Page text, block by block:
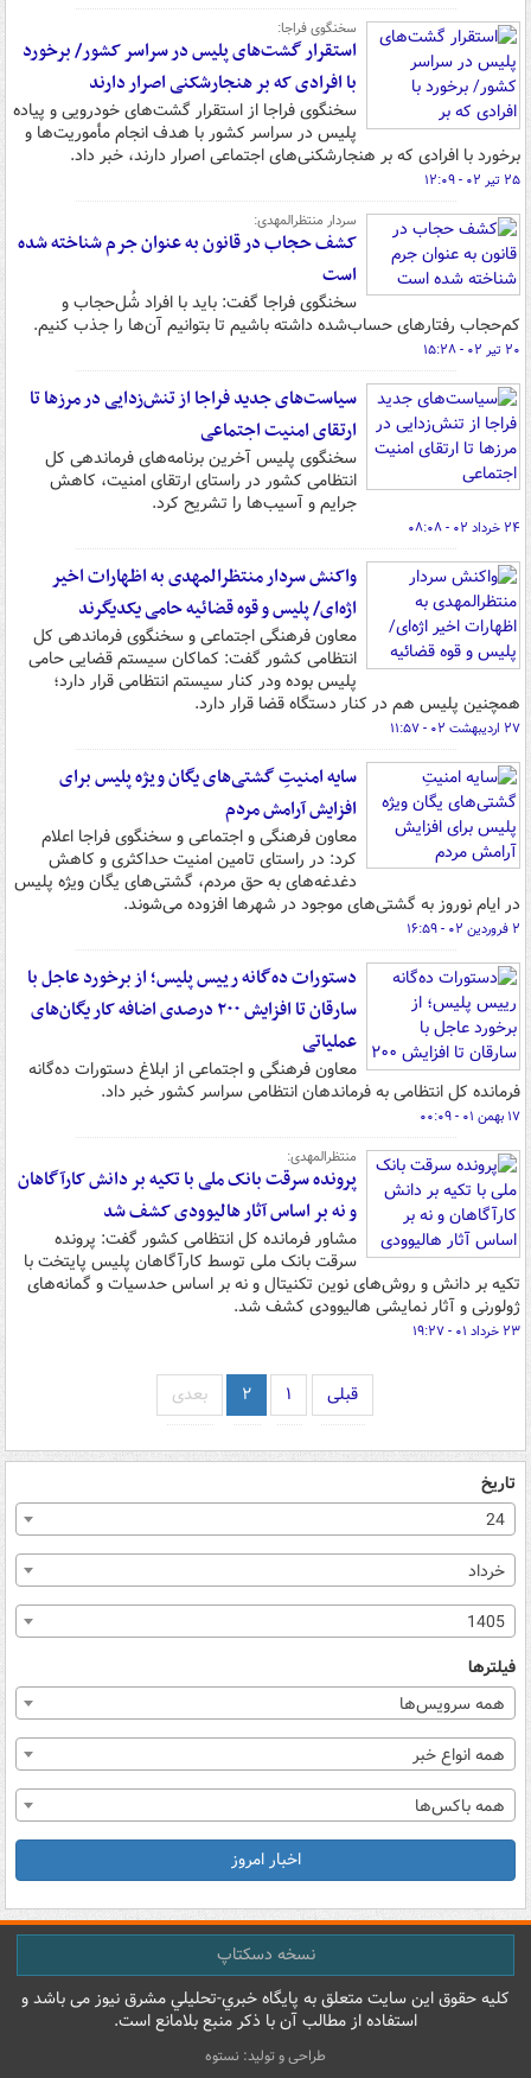
سخنگوی فراجا:
استقرار گشت‌های پلیس در سراسر کشور/ برخورد
با افرادی که بر هنجارشکنی اصرار دارند
سخنگوی فراجا از استقرار گشت‌های خودرویی و پیاده
پلیس در سراسر کشور با هدف انجام مأموریت‌ها و
برخورد با افرادی که بر هنجارشکنی‌های اجتماعی اصرار دارند، خبر داد.
۲۵ تیر ۰۲ - ۱۲:۰۹
سردار منتظرالمهدی:
کشف حجاب در قانون به عنوان جرم شناخته شده
است
سخنگوی فراجا گفت: باید با افراد شُل‌حجاب و
کم‌حجاب رفتارهای حساب‌شده داشته باشیم تا بتوانیم آن‌ها را جذب کنیم.
۲۰ تیر ۰۲ - ۱۵:۲۸
سیاست‌های جدید فراجا از تنش‌زدایی در مرزها تا
ارتقای امنیت اجتماعی
سخنگوی پلیس آخرین برنامه‌های فرماندهی کل
انتظامی کشور در راستای ارتقای امنیت، کاهش
جرایم و آسیب‌ها را تشریح کرد.
۲۴ خرداد ۰۲ - ۰۸:۰۸
واکنش سردار منتظرالمهدی به اظهارات اخیر
اژه‌ای/ پلیس و قوه قضائیه حامی یکدیگرند
معاون فرهنگی اجتماعی و سخنگوی فرماندهی کل
انتظامی کشور گفت: کماکان سیستم قضایی حامی
پلیس بوده ودر کنار سیستم انتظامی قرار دارد؛
همچنین پلیس هم در کنار دستگاه قضا قرار دارد.
۲۷ اردیبهشت ۰۲ - ۱۱:۵۷
سایه امنیتِ گشتی‌های یگان ویژه پلیس برای
افزایش آرامش مردم
معاون فرهنگی و اجتماعی و سخنگوی فراجا اعلام
کرد: در راستای تامین امنیت حداکثری و کاهش
دغدغه‌های به حق مردم، گشتی‌های یگان ویژه پلیس
در ایام نوروز به گشتی‌های موجود در شهرها افزوده می‌شوند.
۲ فروردین ۰۲ - ۱۶:۵۹
دستورات ده‌گانه رییس پلیس؛ از برخورد عاجل با
سارقان تا افزایش ۲۰۰ درصدی اضافه کار یگان‌های
عملیاتی
معاون فرهنگی و اجتماعی از ابلاغ دستورات ده‌گانه
فرمانده کل انتظامی به فرماندهان انتظامی سراسر کشور خبر داد.
۱۷ بهمن ۰۱ - ۰۰:۰۹
منتظرالمهدی:
پرونده سرقت بانک ملی با تکیه بر دانش کارآگاهان
و نه بر اساس آثار هالیوودی کشف شد
مشاور فرمانده کل انتظامی کشور گفت: پرونده
سرقت بانک ملی توسط کارآگاهان پلیس پایتخت با
تکیه بر دانش و روش‌های نوین تکنیتال و نه بر اساس حدسیات و گمانه‌های
ژولورنی و آثار نمایشی هالیوودی کشف شد.
۲۳ خرداد ۰۱ - ۱۹:۲۷
قبلی ۱ ۲ بعدی
تاریخ
24
خرداد
1405
فیلترها
همه سرویس‌ها
همه انواع خبر
همه باکس‌ها
اخبار امروز
نسخه دسکتاپ
کليه حقوق اين سايت متعلق به پایگاه خبري-تحليلي مشرق نيوز می باشد و
استفاده از مطالب آن با ذکر منبع بلامانع است.
طراحی و تولید: نستوه